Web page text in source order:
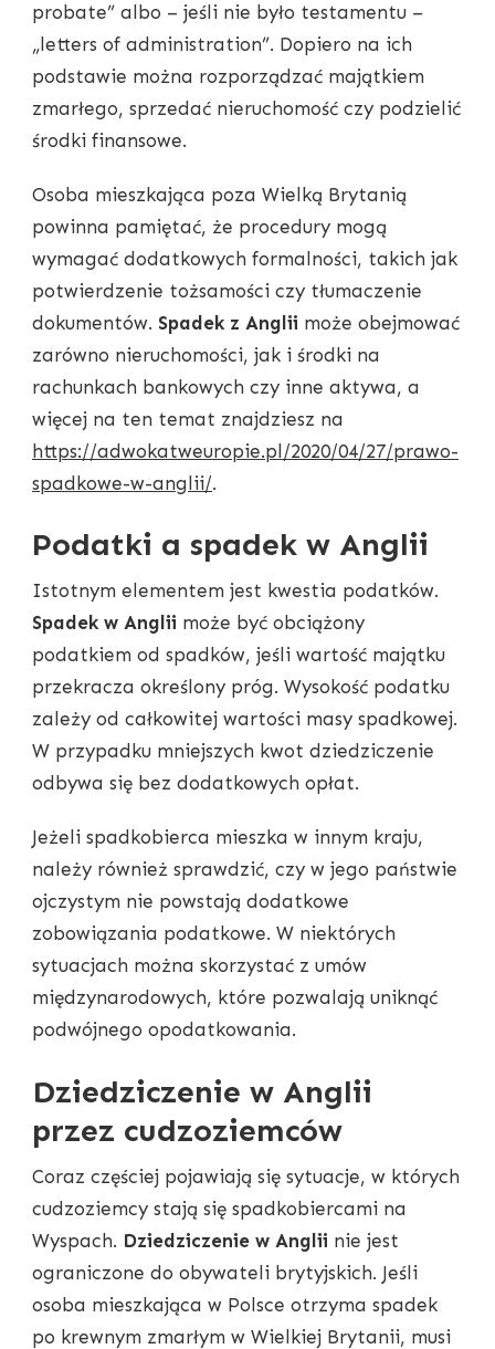
probate” albo – jeśli nie było testamentu –
„letters of administration”. Dopiero na ich
podstawie można rozporządzać majątkiem
zmarłego, sprzedać nieruchomość czy podzielić
środki finansowe.
Osoba mieszkająca poza Wielką Brytanią
powinna pamiętać, że procedury mogą
wymagać dodatkowych formalności, takich jak
potwierdzenie tożsamości czy tłumaczenie
dokumentów. Spadek z Anglii może obejmować
zarówno nieruchomości, jak i środki na
rachunkach bankowych czy inne aktywa, a
więcej na ten temat znajdziesz na
https://adwokatweuropie.pl/2020/04/27/prawo-
spadkowe-w-anglii/.
Podatki a spadek w Anglii
Istotnym elementem jest kwestia podatków.
Spadek w Anglii może być obciążony
podatkiem od spadków, jeśli wartość majątku
przekracza określony próg. Wysokość podatku
zależy od całkowitej wartości masy spadkowej.
W przypadku mniejszych kwot dziedziczenie
odbywa się bez dodatkowych opłat.
Jeżeli spadkobierca mieszka w innym kraju,
należy również sprawdzić, czy w jego państwie
ojczystym nie powstają dodatkowe
zobowiązania podatkowe. W niektórych
sytuacjach można skorzystać z umów
międzynarodowych, które pozwalają uniknąć
podwójnego opodatkowania.
Dziedziczenie w Anglii
przez cudzoziemców
Coraz częściej pojawiają się sytuacje, w których
cudzoziemcy stają się spadkobiercami na
Wyspach. Dziedziczenie w Anglii nie jest
ograniczone do obywateli brytyjskich. Jeśli
osoba mieszkająca w Polsce otrzyma spadek
po krewnym zmarłym w Wielkiej Brytanii, musi